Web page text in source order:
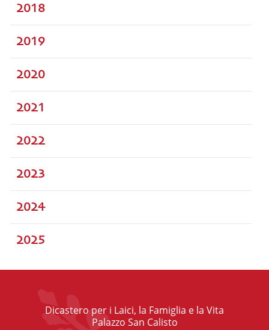
2018
2019
2020
2021
2022
2023
2024
2025
Dicastero per i Laici, la Famiglia e la Vita
Palazzo San Calisto